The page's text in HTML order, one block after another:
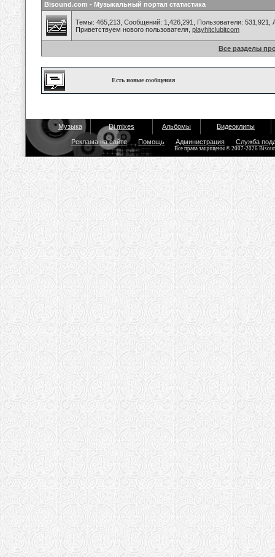
Bisound.com - Музыкальный портал статистика
Темы: 465,213, Сообщений: 1,426,291, Пользователи: 531,921,
Приветствуем нового пользователя, playhitclubitcom
Все разделы
Есть новые сообщения
Музыка Dj mixes Альбомы Видеоклипы
Реклама на сайте Помощь Администрация Служба
Все права защищены © 2007-2026